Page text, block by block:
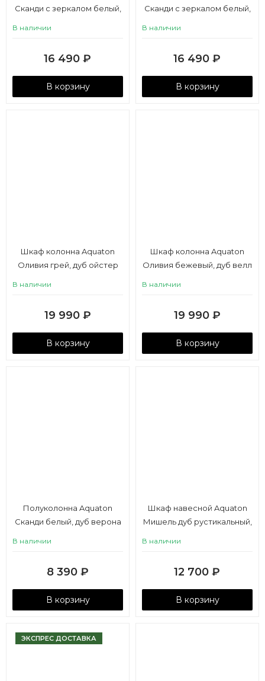
Сканди с зеркалом белый,
В наличии
16 490 ₽
В корзину
Сканди с зеркалом белый,
В наличии
16 490 ₽
В корзину
Шкаф колонна Aquaton
Оливия грей, дуб ойстер
В наличии
19 990 ₽
В корзину
Шкаф колонна Aquaton
Оливия бежевый, дуб велл
В наличии
19 990 ₽
В корзину
Полуколонна Aquaton
Сканди белый, дуб верона
В наличии
8 390 ₽
В корзину
Шкаф навесной Aquaton
Мишель дуб рустикальный,
В наличии
12 700 ₽
В корзину
ЭКСПРЕС ДОСТАВКА